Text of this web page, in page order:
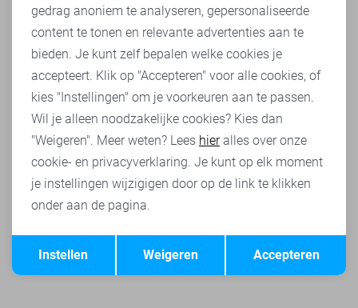
Marketing cookies
Terug Opslaan
gedrag anoniem te analyseren, gepersonaliseerde
content te tonen en relevante advertenties aan te
bieden. Je kunt zelf bepalen welke cookies je
accepteert. Klik op "Accepteren" voor alle cookies, of
kies "Instellingen" om je voorkeuren aan te passen.
Wil je alleen noodzakelijke cookies? Kies dan
"Weigeren". Meer weten? Lees hieralles over onze
cookie- en privacyverklaring. Je kunt op elk moment
je instellingen wijzigigen door op de link te klikken
onder aan de pagina.
Accepteren
Weigeren
Instellen